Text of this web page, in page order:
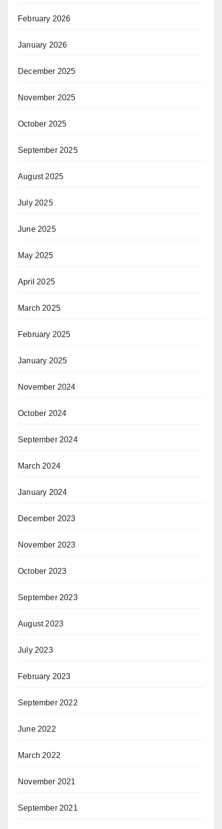
February 2026
January 2026
December 2025
November 2025
October 2025
September 2025
August 2025
July 2025
June 2025
May 2025
April 2025
March 2025
February 2025
January 2025
November 2024
October 2024
September 2024
March 2024
January 2024
December 2023
November 2023
October 2023
September 2023
August 2023
July 2023
February 2023
September 2022
June 2022
March 2022
November 2021
September 2021